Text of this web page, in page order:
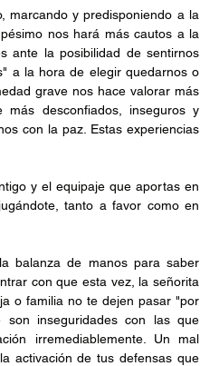
marcando y predisponiendo a la
nos hará más cautos a la
ante la posibilidad de sentirnos
a la hora de elegir quedarnos o
grave nos hace valorar más
desconfiados, inseguros y
con la paz. Estas experiencias
y el equipaje que aportas en
tanto a favor como en
balanza de manos para saber
con que esta vez, la señorita
o familia no te dejen pasar "por
son inseguridades con las que
irremediablemente. Un mal
activación de tus defensas que